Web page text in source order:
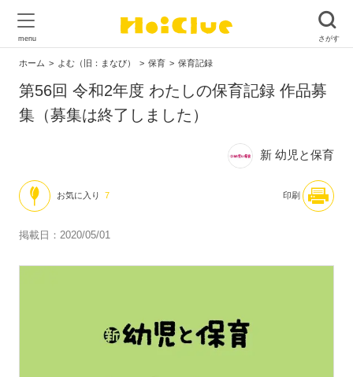
ホーム よむ（旧：まなび） 保育 保育記録
第56回 令和2年度 わたしの保育記録 作品募
集（募集は終了しました）
新 幼児と保育
お気に入り 7 印刷
掲載日：2020/05/01